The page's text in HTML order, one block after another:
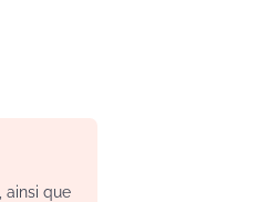
ainsi que